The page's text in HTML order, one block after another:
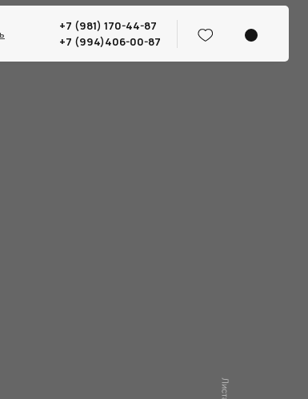
+7 (981) 170-44-87
+7 (994)406-00-87